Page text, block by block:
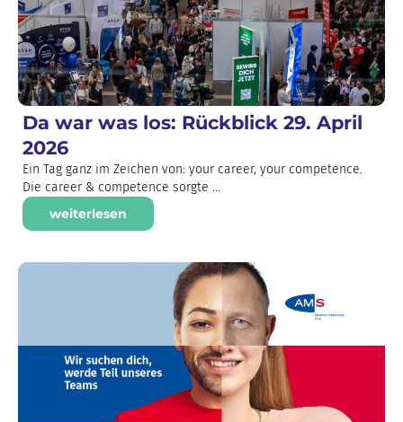
Da war was los: Rückblick 29. April
2026
Ein Tag ganz im Zeichen von: your career, your competence.
Die career & competence sorgte ...
weiterlesen